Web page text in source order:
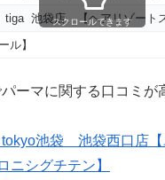
池袋店 【ヘアリゾート
ル】
スクロールできます
ーマに関する口コミが
tokyo池袋 池袋西口店【
ニシグチテン】